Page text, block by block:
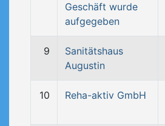
Geschäft wurde
aufgegeben
9
Sanitätshaus
Augustin
10 Reha-aktiv GmbH